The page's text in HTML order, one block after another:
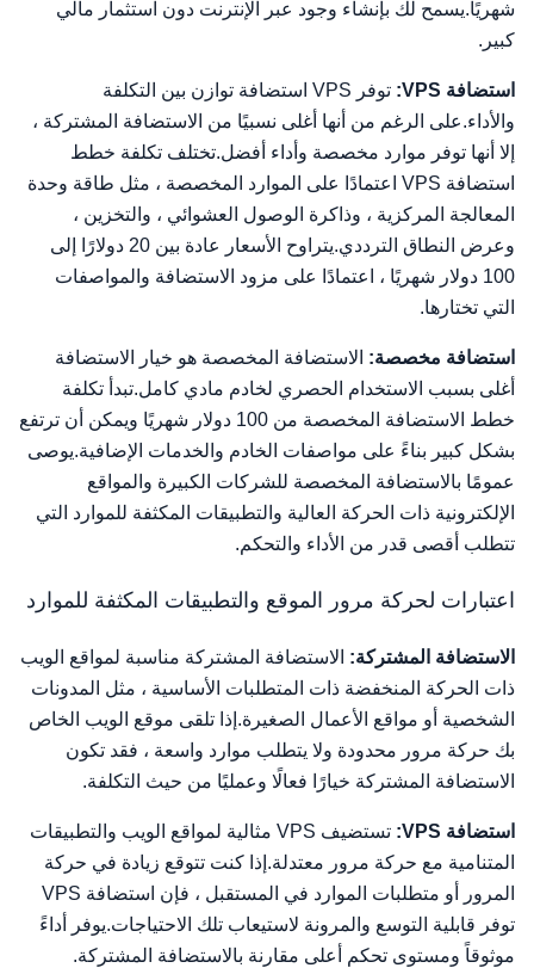
شهريًا.يسمح لك بإنشاء وجود عبر الإنترنت دون استثمار مالي
كبير.
استضافة VPS:
توفر VPS استضافة توازن بين التكلفة
والأداء.على الرغم من أنها أغلى نسبيًا من الاستضافة المشتركة ،
إلا أنها توفر موارد مخصصة وأداء أفضل.تختلف تكلفة خطط
استضافة VPS اعتمادًا على الموارد المخصصة ، مثل طاقة وحدة
المعالجة المركزية ، وذاكرة الوصول العشوائي ، والتخزين ،
وعرض النطاق الترددي.يتراوح الأسعار عادة بين 20 دولارًا إلى
100 دولار شهريًا ، اعتمادًا على مزود الاستضافة والمواصفات
التي تختارها.
استضافة مخصصة: الاستضافة المخصصة هو خيار الاستضافة
أغلى بسبب الاستخدام الحصري لخادم مادي كامل.تبدأ تكلفة
خطط الاستضافة المخصصة من 100 دولار شهريًا ويمكن أن ترتفع
بشكل كبير بناءً على مواصفات الخادم والخدمات الإضافية.يوصى
عمومًا بالاستضافة المخصصة للشركات الكبيرة والمواقع
الإلكترونية ذات الحركة العالية والتطبيقات المكثفة للموارد التي
تتطلب أقصى قدر من الأداء والتحكم.
اعتبارات لحركة مرور الموقع والتطبيقات المكثفة للموارد
الاستضافة المشتركة: الاستضافة المشتركة مناسبة لمواقع الويب
ذات الحركة المنخفضة ذات المتطلبات الأساسية ، مثل المدونات
الشخصية أو مواقع الأعمال الصغيرة.إذا تلقى موقع الويب الخاص
بك حركة مرور محدودة ولا يتطلب موارد واسعة ، فقد تكون
الاستضافة المشتركة خيارًا فعالًا وعمليًا من حيث التكلفة.
استضافة VPS:
تستضيف VPS مثالية لمواقع الويب والتطبيقات
المتنامية مع حركة مرور معتدلة.إذا كنت تتوقع زيادة في حركة
المرور أو متطلبات الموارد في المستقبل ، فإن استضافة VPS
توفر قابلية التوسع والمرونة لاستيعاب تلك الاحتياجات.يوفر أداءً
موثوقاً ومستوى تحكم أعلى مقارنة بالاستضافة المشتركة.